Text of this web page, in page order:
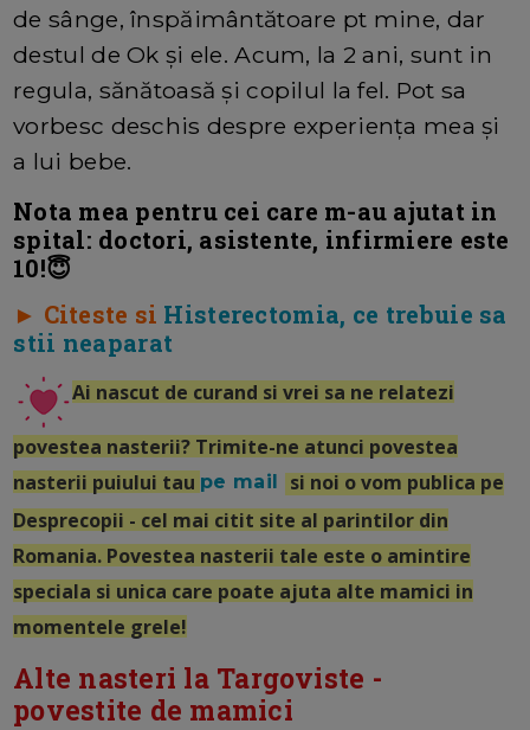
de sânge, înspăimântătoare pt mine, dar
destul de Ok și ele. Acum, la 2 ani, sunt in
regula, sănătoasă și copilul la fel. Pot sa
vorbesc deschis despre experiența mea și
a lui bebe.
Nota mea pentru cei care m-au ajutat in
spital: doctori, asistente, infirmiere este
10!😇
► Citeste si Histerectomia, ce trebuie sa
stii neaparat
Ai nascut de curand si vrei sa ne relatezi
povestea nasterii? Trimite-ne atunci povestea
nasterii puiului tau pe mail
si noi o vom publica pe
Desprecopii - cel mai citit site al parintilor din
Romania. Povestea nasterii tale este o amintire
speciala si unica care poate ajuta alte mamici in
momentele grele!
Alte nasteri la Targoviste -
povestite de mamici